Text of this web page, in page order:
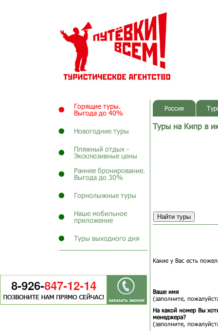
Горящие туры.
Выгода до 40%
Новогодние туры
Пляжный отдых -
Эксклюзивные цены
Раннее бронирование.
Выгода до 30%
Горнолыжные туры
Наше мобильное
приложение
Туры выходного дня
Россия
Туры на Кипр в
Какие у Вас есть
Ваше имя
(заполните,
На какой номер Вы
менеджера?
(заполните,